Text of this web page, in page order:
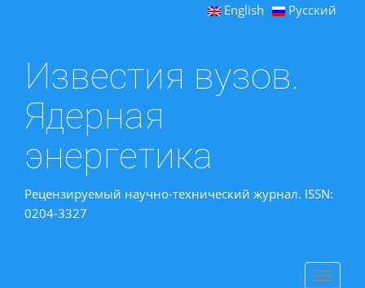
English Русский
Известия вузов.
Ядерная
энергетика
Рецензируемый научно-технический журнал. ISSN:
0204-3327
Toggle